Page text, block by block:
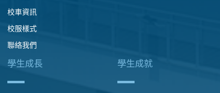
校車資訊
校服樣式
聯絡我們
學生成長 學生成就